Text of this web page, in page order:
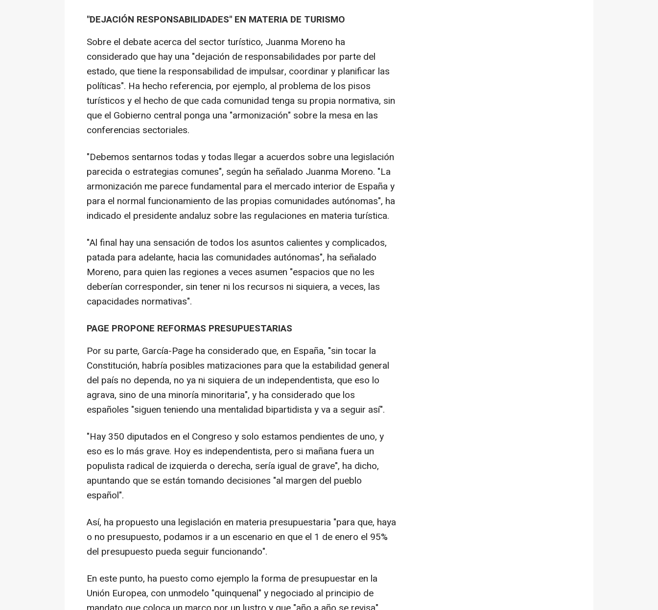
"DEJACIÓN RESPONSABILIDADES" EN MATERIA DE TURISMO
Sobre el debate acerca del sector turístico, Juanma Moreno ha
considerado que hay una "dejación de responsabilidades por parte del
estado, que tiene la responsabilidad de impulsar, coordinar y planificar las
políticas". Ha hecho referencia, por ejemplo, al problema de los pisos
turísticos y el hecho de que cada comunidad tenga su propia normativa, sin
que el Gobierno central ponga una "armonización" sobre la mesa en las
conferencias sectoriales.
"Debemos sentarnos todas y todas llegar a acuerdos sobre una legislación
parecida o estrategias comunes", según ha señalado Juanma Moreno. "La
armonización me parece fundamental para el mercado interior de España y
para el normal funcionamiento de las propias comunidades autónomas", ha
indicado el presidente andaluz sobre las regulaciones en materia turística.
"Al final hay una sensación de todos los asuntos calientes y complicados,
patada para adelante, hacia las comunidades autónomas", ha señalado
Moreno, para quien las regiones a veces asumen "espacios que no les
deberían corresponder, sin tener ni los recursos ni siquiera, a veces, las
capacidades normativas".
PAGE PROPONE REFORMAS PRESUPUESTARIAS
Por su parte, García-Page ha considerado que, en España, "sin tocar la
Constitución, habría posibles matizaciones para que la estabilidad general
del país no dependa, no ya ni siquiera de un independentista, que eso lo
agrava, sino de una minoría minoritaria", y ha considerado que los
españoles "siguen teniendo una mentalidad bipartidista y va a seguir así".
"Hay 350 diputados en el Congreso y solo estamos pendientes de uno, y
eso es lo más grave. Hoy es independentista, pero si mañana fuera un
populista radical de izquierda o derecha, sería igual de grave", ha dicho,
apuntando que se están tomando decisiones "al margen del pueblo
español".
Así, ha propuesto una legislación en materia presupuestaria "para que, haya
o no presupuesto, podamos ir a un escenario en que el 1 de enero el 95%
del presupuesto pueda seguir funcionando".
En este punto, ha puesto como ejemplo la forma de presupuestar en la
Unión Europea, con unmodelo "quinquenal" y negociado al principio de